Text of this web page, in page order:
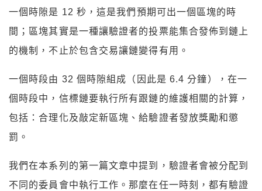
一個時隙是 12 秒，這是我們預期可出一個區塊的時
間；區塊其實是一種讓驗證者的投票能集合發佈到鏈上
的機制，不止於包含交易讓鏈變得有用。
一個時段由 32 個時隙組成（因此是 6.4 分鐘），在一
個時段中，信標鏈要執行所有跟鏈的維護相關的計算，
包括：合理化及敲定新區塊、給驗證者發放獎勵和懲
罰。
我們在本系列的第一篇文章中提到，驗證者會被分配到
不同的委員會中執行工作。那麼在任一時刻，都有驗證